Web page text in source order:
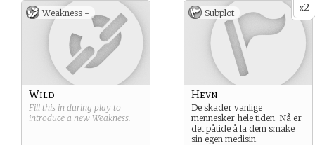
Weakness -
Wild
Fill this in during play to
introduce a new Weakness.
x2
Subplot
Hevn
De skader vanlige
mennesker hele tiden. Nå er
det påtide å la dem smake
sin egen medisin.